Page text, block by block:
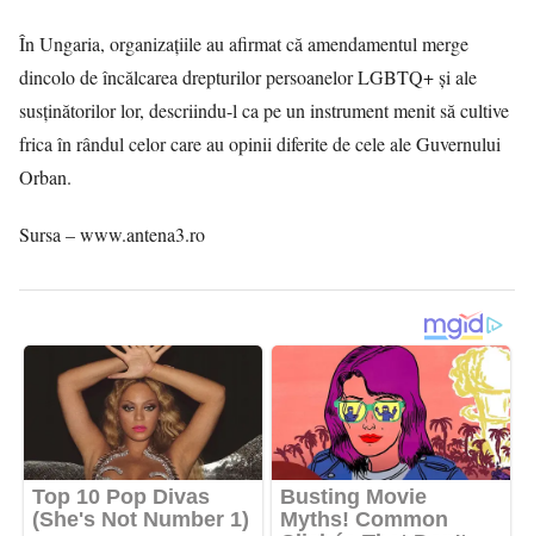
În Ungaria, organizațiile au afirmat că amendamentul merge
dincolo de încălcarea drepturilor persoanelor LGBTQ+ și ale
susținătorilor lor, descriindu-l ca pe un instrument menit să cultive
frica în rândul celor care au opinii diferite de cele ale Guvernului
Orban.
Sursa – www.antena3.ro